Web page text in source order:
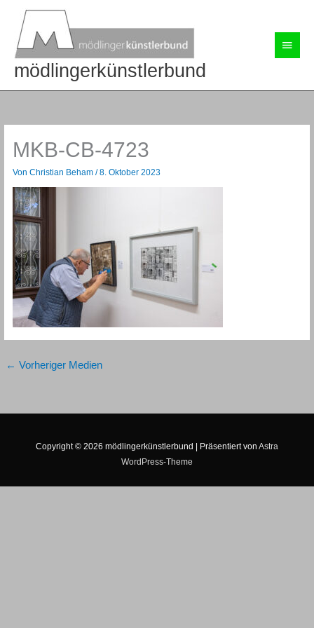
springen
mödlingerkünstlerbund
MKB-CB-4723
VonChristian Beham/8. Oktober 2023
← Vorheriger Medien
Copyright © 2026 mödlingerkünstlerbund | Präsentiert von Astra
WordPress-Theme